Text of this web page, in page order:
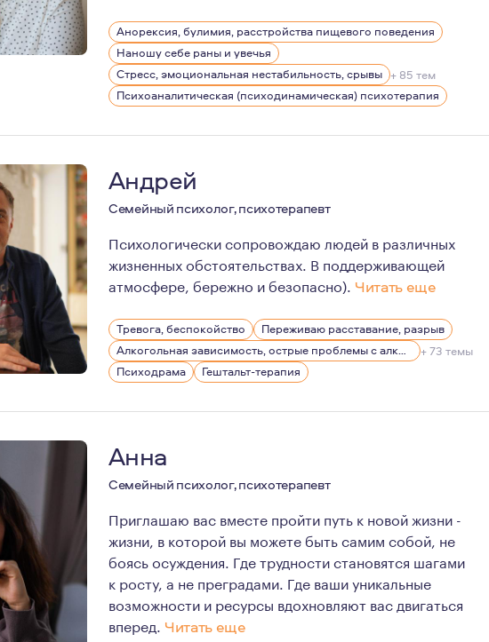
Мой личный опыт терапии показал мне, как работа с
Анорексия, булимия, расстройства пищевого поведения
Наношу себе раны и увечья
Стресс, эмоциональная нестабильность, срывы + 85 тем
Психоаналитическая (психодинамическая) психотерапия
Андрей
Семейный психолог, психотерапевт
Психологически сопровождаю людей в различных
жизненных обстоятельствах. В поддерживающей
атмосфере, бережно и безопасно). Читать еще
В жизни часто возникает необходимость понять
Тревога, беспокойство
Переживаю расставание, разрыв
Алкогольная зависимость, острые проблемы с алкоголем
+ 73 темы
Психодрама
Гештальт-терапия
Анна
Семейный психолог, психотерапевт
Приглашаю вас вместе пройти путь к новой жизни -
жизни, в которой вы можете быть самим собой, не
боясь осуждения. Где трудности становятся шагами
к росту, а не преградами. Где ваши уникальные
возможности и ресурсы вдохновляют вас двигаться
вперед. Читать еще